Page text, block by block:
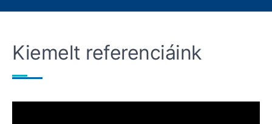
Kiemelt referenciáink